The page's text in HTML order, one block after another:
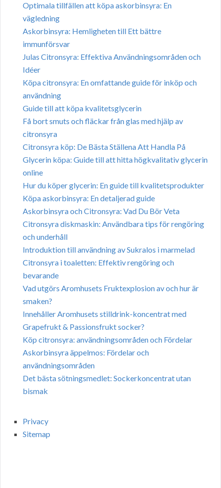
Optimala tillfällen att köpa askorbinsyra: En
vägledning
Askorbinsyra: Hemligheten till Ett bättre
immunförsvar
Julas Citronsyra: Effektiva Användningsområden och
Idéer
Köpa citronsyra: En omfattande guide för inköp och
användning
Guide till att köpa kvalitetsglycerin
Få bort smuts och fläckar från glas med hjälp av
citronsyra
Citronsyra köp: De Bästa Ställena Att Handla På
Glycerin köpa: Guide till att hitta högkvalitativ glycerin
online
Hur du köper glycerin: En guide till kvalitetsprodukter
Köpa askorbinsyra: En detaljerad guide
Askorbinsyra och Citronsyra: Vad Du Bör Veta
Citronsyra diskmaskin: Användbara tips för rengöring
och underhåll
Introduktion till användning av Sukralos i marmelad
Citronsyra i toaletten: Effektiv rengöring och
bevarande
Vad utgörs Aromhusets Fruktexplosion av och hur är
smaken?
Innehåller Aromhusets stilldrink-koncentrat med
Grapefrukt & Passionsfrukt socker?
Köp citronsyra: användningsområden och Fördelar
Askorbinsyra äppelmos: Fördelar och
användningsområden
Det bästa sötningsmedlet: Sockerkoncentrat utan
bismak
Privacy
Sitemap